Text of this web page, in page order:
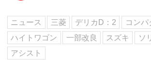
ニュース 三菱 デリカD：2
コンパ
ハイトワゴン
一部改良 スズキ ソ
アシスト